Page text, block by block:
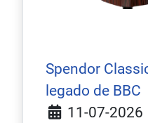
Spendor
legado de BBC
Detalles
11-07-2026